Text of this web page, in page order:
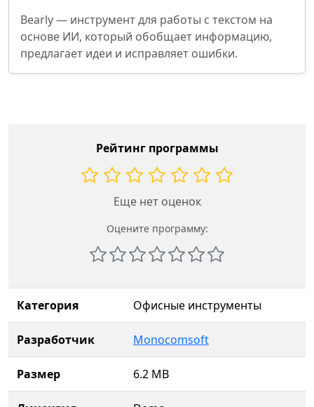
Bearly — инструмент для работы с текстом на
основе ИИ, который обобщает информацию,
предлагает идеи и исправляет ошибки.
Рейтинг программы
Еще нет оценок
Оцените программу:
Категория Офисные инструменты
Разработчик Monocomsoft
Размер 6.2 MB